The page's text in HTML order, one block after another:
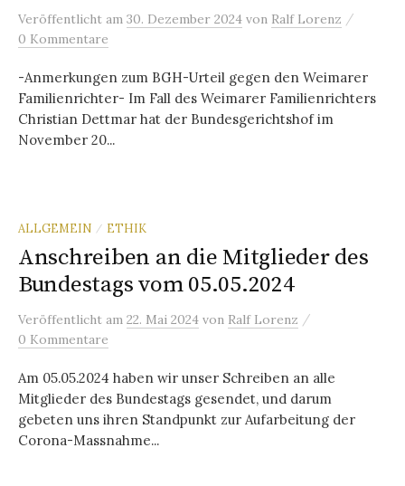
Veröffentlicht am 30. Dezember 2024 von Ralf Lorenz /
0 Kommentare
-Anmerkungen zum BGH-Urteil gegen den Weimarer
Familienrichter- Im Fall des Weimarer Familienrichters
Christian Dettmar hat der Bundesgerichtshof im
November 20...
ALLGEMEIN / ETHIK
Anschreiben an die Mitglieder des
Bundestags vom 05.05.2024
Veröffentlicht am 22. Mai 2024 von Ralf Lorenz /
0 Kommentare
Am 05.05.2024 haben wir unser Schreiben an alle
Mitglieder des Bundestags gesendet, und darum
gebeten uns ihren Standpunkt zur Aufarbeitung der
Corona-Massnahme...